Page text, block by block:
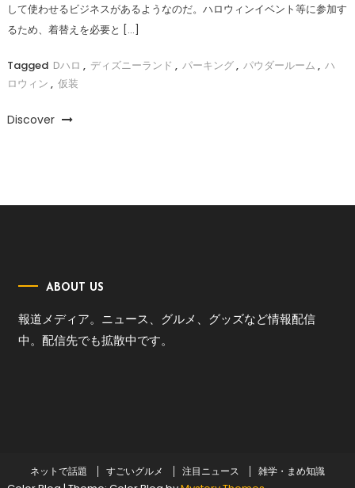
して使わせるビジネスがあるようなのだ。ハロウィンイベント等に参加す
るため、着替えを必要と […]
Tagged Dハロ , ディズニーランド , パーキング, パウダールーム , ハ
ロウィン , 仮装
Discover
ABOUT US
報道メディア。ニュース、グルメ、グッズなど情報配信
中。配信先でも拡散中です。
ネットで話題 すごいグルメ 注目ニュース 雑学・まめ知識